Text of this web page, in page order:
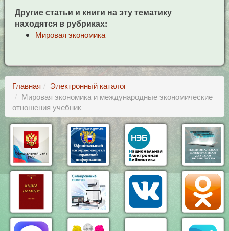
Другие статьи и книги на эту тематику
находятся в рубриках:
Мировая экономика
Главная
Электронный каталог
Мировая экономика и международные экономические
отношения учебник